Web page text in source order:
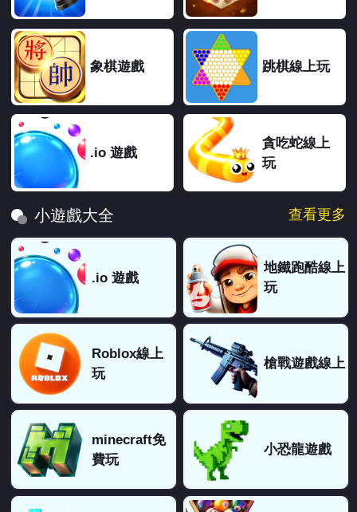
象棋遊戲 跳棋線上玩
.io 遊戲
貪吃蛇線上
玩
小遊戲大全 查看更多
.io 遊戲
地鐵跑酷線上
玩
Roblox線上
玩
槍戰遊戲線上
minecraft免
費玩
小恐龍遊戲